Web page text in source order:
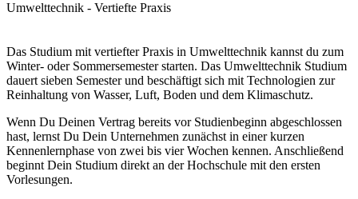
Umwelttechnik - Vertiefte Praxis
Das Studium mit vertiefter Praxis in Umwelttechnik kannst du zum
Winter- oder Sommersemester starten. Das Umwelttechnik Studium
dauert sieben Semester und beschäftigt sich mit Technologien zur
Reinhaltung von Wasser, Luft, Boden und dem Klimaschutz.
Wenn Du Deinen Vertrag bereits vor Studienbeginn abgeschlossen
hast, lernst Du Dein Unternehmen zunächst in einer kurzen
Kennenlernphase von zwei bis vier Wochen kennen. Anschließend
beginnt Dein Studium direkt an der Hochschule mit den ersten
Vorlesungen.